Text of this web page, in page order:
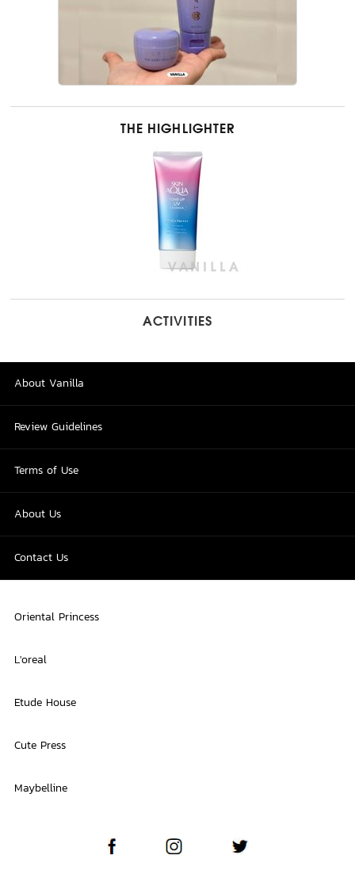
THE HIGHLIGHTER
ACTIVITIES
About Vanilla
Review Guidelines
Terms of Use
About Us
Contact Us
Oriental Princess
L'oreal
Etude House
Cute Press
Maybelline